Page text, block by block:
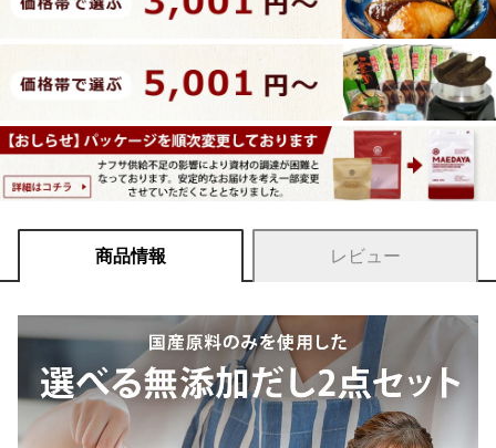
商品情報 レビュー